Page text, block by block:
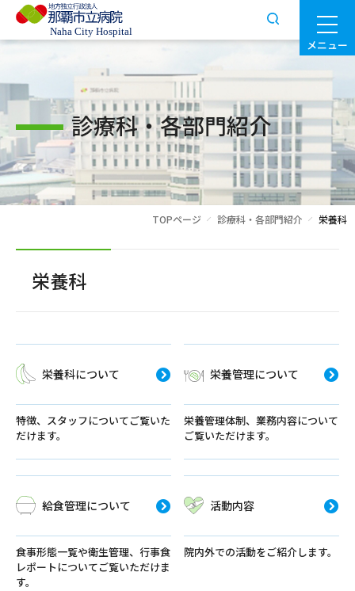
メニュー
診療科・各部門紹介
TOPページ 診療科・各部門紹介 栄養科
栄養科
栄養科について
特徴、スタッフについてご覧いた
だけます。
栄養管理について
栄養管理体制、業務内容について
ご覧いただけます。
給食管理について
食事形態一覧や衛生管理、行事食
レポートについてご覧いただけま
す。
活動内容
院内外での活動をご紹介します。